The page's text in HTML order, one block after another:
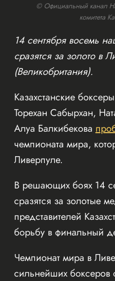
© Официальный канал
комитета
14 сентября восемь
сразятся за золото в
(Великобритания).
Казахстанские
Торехан Сабырхан,
Алуа Балкибекова
чемпионата мира,
Ливерпуле.
В решающих боях 14
сразятся за золотые
представителей
борьбу в финальный
Чемпионат мира в
сильнейших